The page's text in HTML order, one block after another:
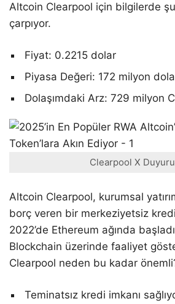
Altcoin Clearpool için bilgilerde
çarpıyor.
Fiyat: 0.2215 dolar
Piyasa Değeri: 172 milyon
Dolaşımdaki Arz: 729 milyon
Clearpool X
Altcoin Clearpool, kurumsal
borç veren bir merkeziyetsiz
2022’de Ethereum ağında
Blockchain üzerinde faaliyet
Clearpool neden bu kadar
Teminatsız kredi imkanı